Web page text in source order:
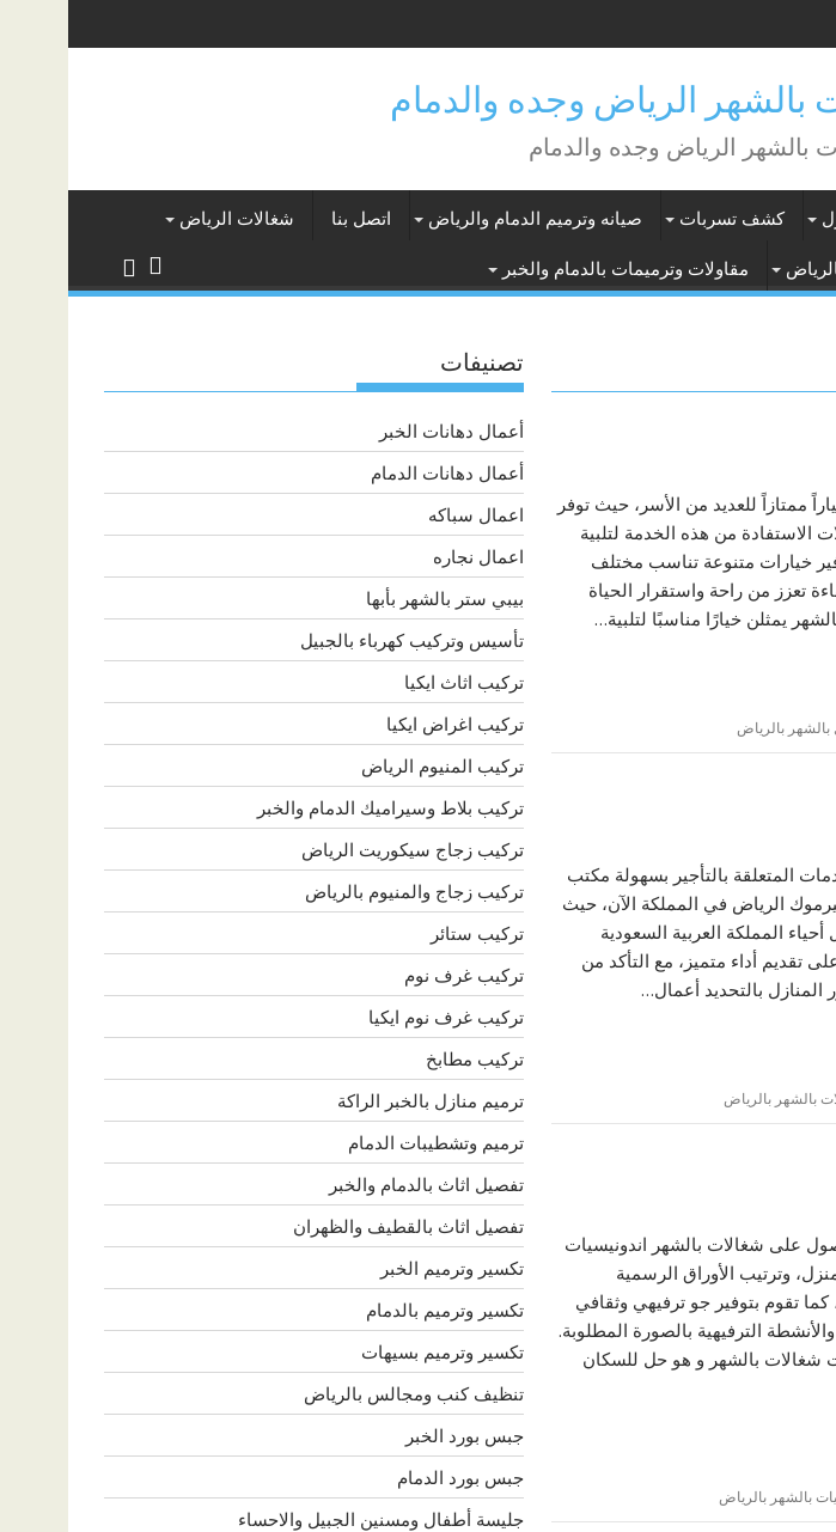
كشف تسربات صيانه وترميم الدمام والرياض اتصل بنا شغالات الرياض
مقاولات وترميمات بالدمام والخبر
ممتازاً للعديد من الأسر، حيث توفر
الاستفادة من هذه الخدمة لتلبية
خيارات متنوعة تناسب مختلف
تعزز من راحة واستقرار الحياة
بالرياض
المتعلقة بالتأجير بسهولة مكتب
الرياض في المملكة الآن، حيث
المملكة العربية السعودية
تقديم أداء متميز، مع التأكد من
بالتحديد أعمال…
بالشهر بالرياض
على شغالات بالشهر اندونيسيات
وترتيب الأوراق الرسمية
تقوم بتوفير جو ترفيهي وثقافي
الترفيهية بالصورة المطلوبة.
شغالات بالشهر و هو حل للسكان
بالشهر بالرياض
تصنيفات
أعمال دهانات الخبر
أعمال دهانات الدمام
اعمال سباكه
اعمال نجاره
بيبي ستر بالشهر بأبها
تأسيس وتركيب كهرباء بالجبيل
تركيب اثاث ايكيا
تركيب اغراض ايكيا
تركيب المنيوم الرياض
تركيب بلاط وسيراميك الدمام والخبر
تركيب زجاج سيكوريت الرياض
تركيب زجاج والمنيوم بالرياض
تركيب ستائر
تركيب غرف نوم
تركيب غرف نوم ايكيا
تركيب مطابخ
ترميم منازل بالخبر الراكة
ترميم وتشطيبات الدمام
تفصيل اثاث بالدمام والخبر
تفصيل اثاث بالقطيف والظهران
تكسير وترميم الخبر
تكسير وترميم بالدمام
تكسير وترميم بسيهات
تنظيف كنب ومجالس بالرياض
جبس بورد الخبر
جبس بورد الدمام
جليسة أطفال ومسنين الجبيل والاحساء